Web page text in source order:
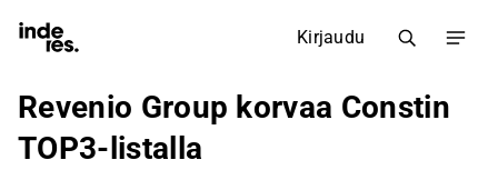
Kirjaudu
Revenio Group korvaa Constin
TOP3-listalla